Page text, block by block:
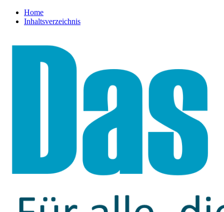
Home
Inhaltsverzeichnis